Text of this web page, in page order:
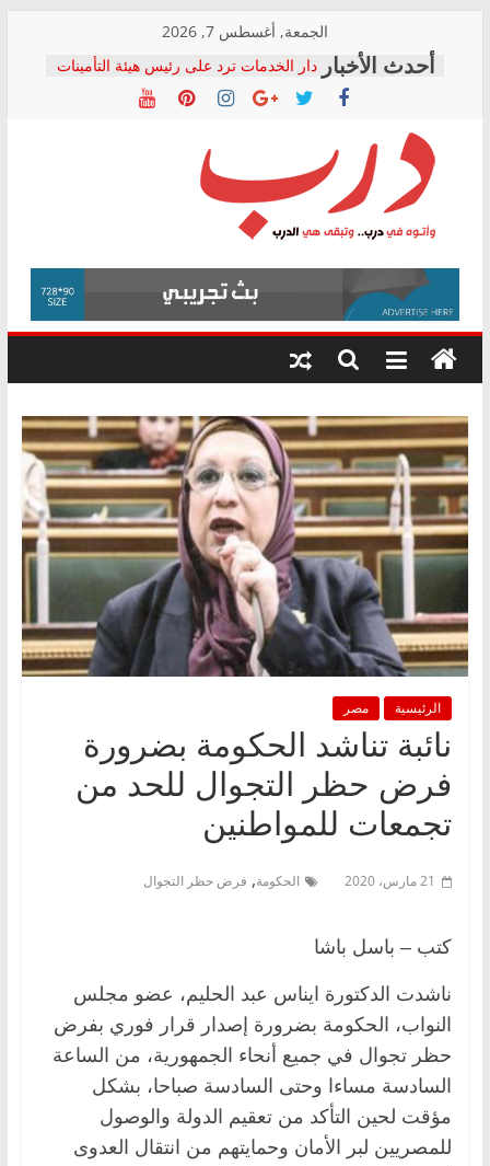
content
الجمعة, أغسطس 7, 2026
دار الخدمات ترد على رئيس هيئة التأمينات
بعد مؤتمره الصحفي: إنكار الأزمة لا ينهي
معاناة أصحاب المعاشات.. ونطالب بكشف
فرحات سليمان يكتب: القطاع الصحي إلى
أين؟
حزب التحالف الشعبي يطلق لجنة “الحق
في الصحة” بالإسكندرية لرصد الانتهاكات
ودعم المرضى
الوزاري لمدينة الصحفيين.. وانتهاء أعمال
إنشاء المبنى الإداري
المجلس القومي لحقوق الإنسان يعلن
متابعة قضية الدكتور محمد زهران.. ويؤكد:
قرينة البراءة وضمانات المحاكمة العادلة
درب
وأتوه
درب..
وتبقى
هي
الرئيسية مصر
نائبة تناشد الحكومة بضرورة
فرض حظر التجوال للحد من
تجمعات للمواطنين
21 مارس، 2020 الحكومة, فرض حظر التجوال
كتب – باسل باشا
ناشدت الدكتورة ايناس عبد الحليم، عضو مجلس
النواب، الحكومة بضرورة إصدار قرار فوري بفرض
حظر تجوال في جميع أنحاء الجمهورية، من الساعة
السادسة مساءا وحتى السادسة صباحا، بشكل
مؤقت لحين التأكد من تعقيم الدولة والوصول
للمصريين لبر الأمان وحمايتهم من انتقال العدوى